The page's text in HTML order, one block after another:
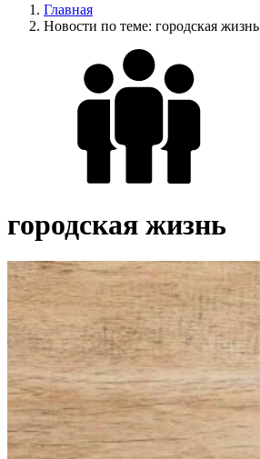
Главная
Новости по теме: городская жизнь
городская жизнь